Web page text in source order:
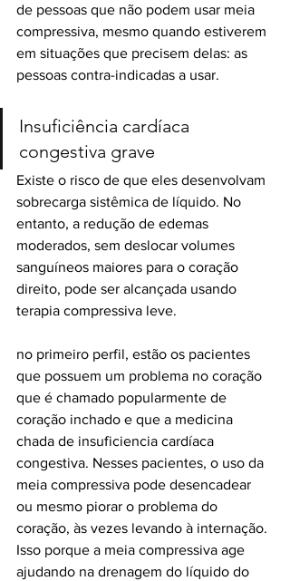
de pessoas que não podem usar meia
compressiva, mesmo quando estiverem
em situações que precisem delas: as
pessoas contra-indicadas a usar.
Insuficiência cardíaca
congestiva grave
Existe o risco de que eles desenvolvam
sobrecarga sistêmica de líquido. No
entanto, a redução de edemas
moderados, sem deslocar volumes
sanguíneos maiores para o coração
direito, pode ser alcançada usando
terapia compressiva leve.
no primeiro perfil, estão os pacientes
que possuem um problema no coração
que é chamado popularmente de
coração inchado e que a medicina
chada de insuficiencia cardíaca
congestiva. Nesses pacientes, o uso da
meia compressiva pode desencadear
ou mesmo piorar o problema do
coração, às vezes levando à internação.
Isso porque a meia compressiva age
ajudando na drenagem do líquido do